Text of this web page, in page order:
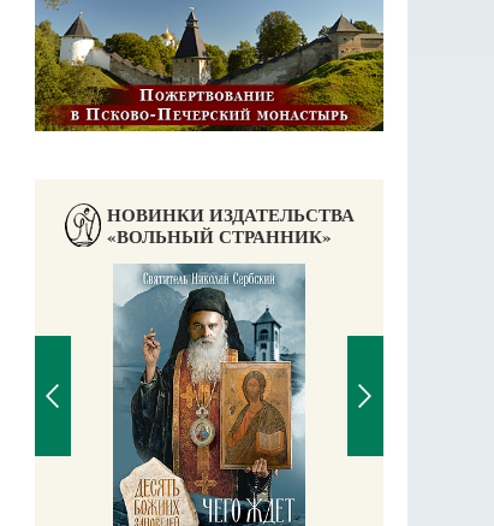
НОВИНКИ ИЗДАТЕЛЬСТВА
«ВОЛЬНЫЙ СТРАННИК»